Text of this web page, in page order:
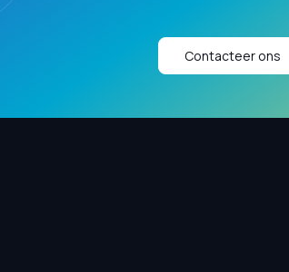
Contacteer ons